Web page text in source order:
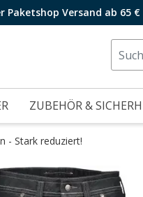
Paketshop Versand ab 65 €
ZUBEHÖR &
- Stark reduziert!